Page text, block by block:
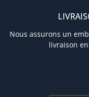
Nous assurons un
livraison